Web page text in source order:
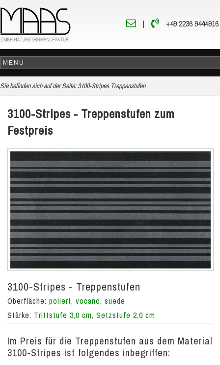
| +49 2236 9444916
Sie befinden sich auf der Seite: 3100-Stripes Treppenstufen
3100-Stripes - Treppenstufen zum
Festpreis
3100-Stripes - Treppenstufen
Oberfläche: poliert, vocano, suede
Stärke: Trittstufe 3,0 cm, Setzstufe 2,0 cm
Im Preis für die Treppenstufen aus dem Material
3100-Stripes ist folgendes inbegriffen: